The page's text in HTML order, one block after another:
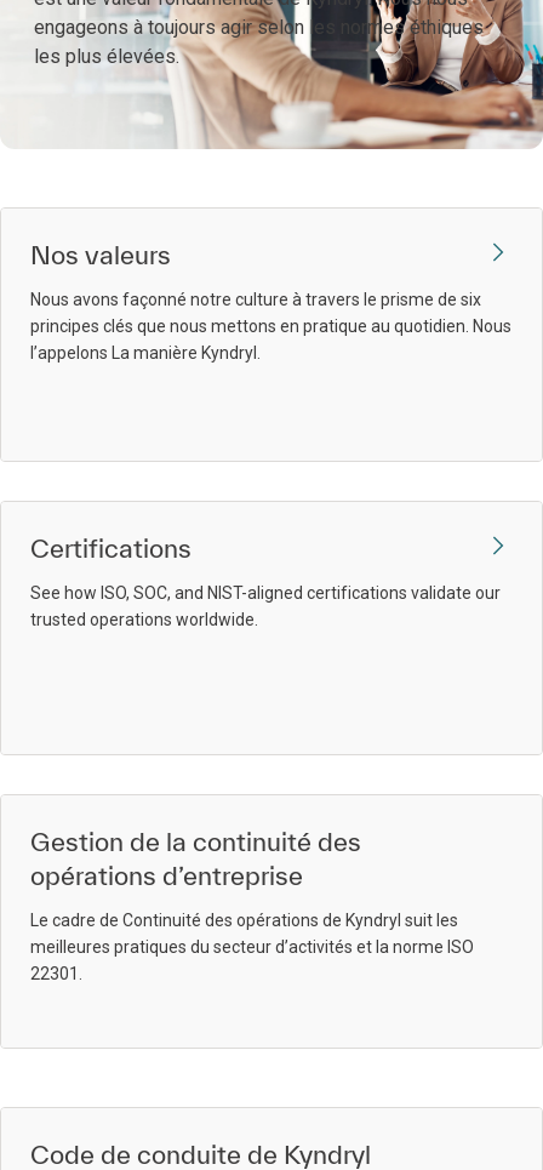
engageons à toujours agir selon les normes éthiques
les plus élevées.
Nos valeurs
Nous avons façonné notre culture à travers le prisme de six
principes clés que nous mettons en pratique au quotidien. Nous
l’appelons La manière Kyndryl.
Certifications
See how ISO, SOC, and NIST-aligned certifications validate our
trusted operations worldwide.
Gestion de la continuité des
opérations d’entreprise
Le cadre de Continuité des opérations de Kyndryl suit les
meilleures pratiques du secteur d’activités et la norme ISO
22301.
Code de conduite de Kyndryl